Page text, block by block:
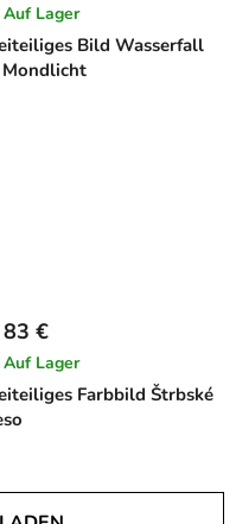
Bild Wasserfall
Auf Lager
Farbbild Štrbské
83 €
Auf Lager